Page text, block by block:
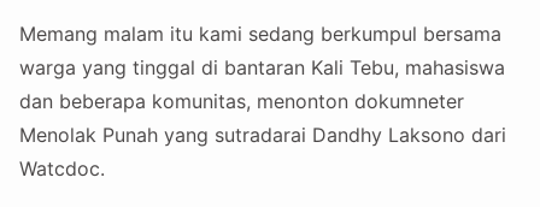
Memang malam itu kami sedang berkumpul bersama
warga yang tinggal di bantaran Kali Tebu, mahasiswa
dan beberapa komunitas, menonton dokumneter
Menolak Punah yang sutradarai Dandhy Laksono dari
Watcdoc.